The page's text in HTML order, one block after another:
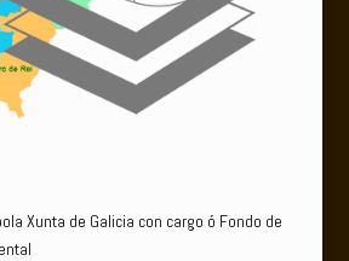
Xunta de Galicia con cargo ó Fondo de